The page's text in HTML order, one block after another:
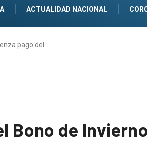
ACTUALIDAD NACIONAL
pago del…
Bono de